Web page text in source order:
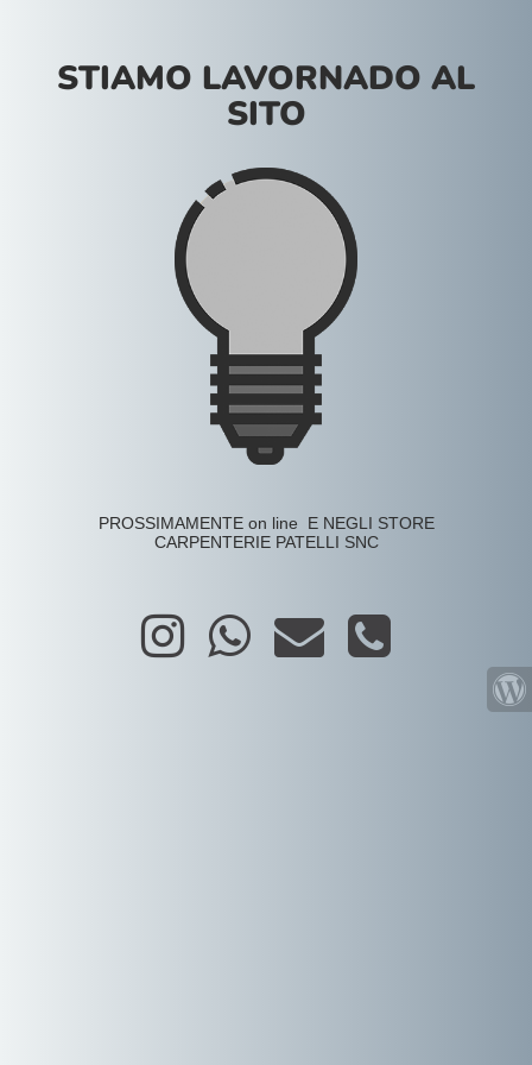
STIAMO LAVORNADO AL
SITO
PROSSIMAMENTE on line E NEGLI STORE
CARPENTERIE PATELLI SNC